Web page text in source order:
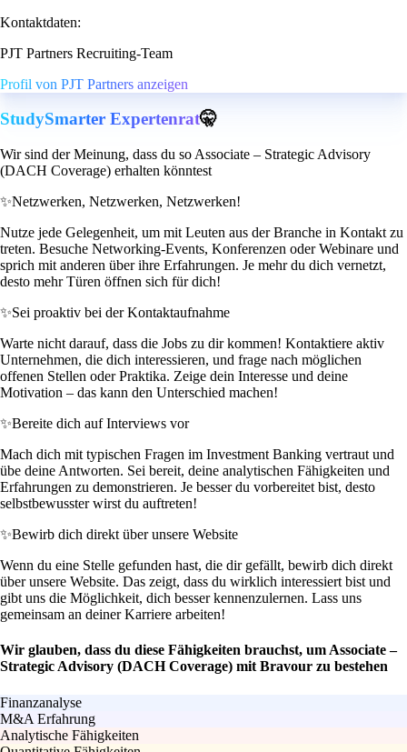
Kontaktdaten:
PJT Partners Recruiting-Team
Profil von PJT Partners anzeigen
StudySmarter Expertenrat🤫
Wir sind der Meinung, dass du so Associate – Strategic Advisory
(DACH Coverage) erhalten könntest
✨Netzwerken, Netzwerken, Netzwerken!
Nutze jede Gelegenheit, um mit Leuten aus der Branche in Kontakt zu
treten. Besuche Networking-Events, Konferenzen oder Webinare und
sprich mit anderen über ihre Erfahrungen. Je mehr du dich vernetzt,
desto mehr Türen öffnen sich für dich!
✨Sei proaktiv bei der Kontaktaufnahme
Warte nicht darauf, dass die Jobs zu dir kommen! Kontaktiere aktiv
Unternehmen, die dich interessieren, und frage nach möglichen
offenen Stellen oder Praktika. Zeige dein Interesse und deine
Motivation – das kann den Unterschied machen!
✨Bereite dich auf Interviews vor
Mach dich mit typischen Fragen im Investment Banking vertraut und
übe deine Antworten. Sei bereit, deine analytischen Fähigkeiten und
Erfahrungen zu demonstrieren. Je besser du vorbereitet bist, desto
selbstbewusster wirst du auftreten!
✨Bewirb dich direkt über unsere Website
Wenn du eine Stelle gefunden hast, die dir gefällt, bewirb dich direkt
über unsere Website. Das zeigt, dass du wirklich interessiert bist und
gibt uns die Möglichkeit, dich besser kennenzulernen. Lass uns
gemeinsam an deiner Karriere arbeiten!
Wir glauben, dass du diese Fähigkeiten brauchst, um Associate –
Strategic Advisory (DACH Coverage) mit Bravour zu bestehen
Finanzanalyse
M&A Erfahrung
Analytische Fähigkeiten